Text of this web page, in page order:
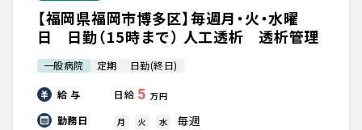
知りたい・聞きたい
医師の転職マニュアル
【福岡県福岡市博多区】毎週月・火・水曜
日 日勤（15時まで） 人工透析 透析管理
一般病院 定期 日勤(終日)
給 与 日給 5 万円
勤務日 月 火 水 毎週